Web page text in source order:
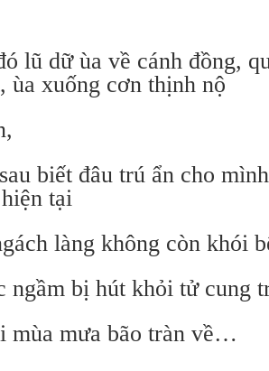
lũ dữ ùa về cánh đồng,
ùa xuống cơn thịnh nộ
biết đâu trú ẩn cho
tại
làng không còn khói
ngầm bị hút khỏi tử cung
mùa mưa bão tràn về…